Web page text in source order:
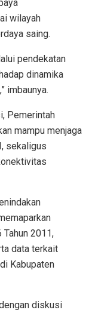
dan
daerah,
lainnya.
terhadap
hanya berjalan
wilayah
saing.
pendekatan
dinamika
Pemerintah
mampu menjaga